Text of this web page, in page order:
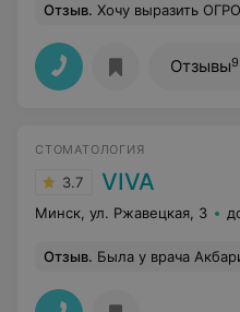
Отзыв. Хочу выразить ОГРОМНУЮ БЛАГОДАРНОСТЬ врачу-стоматологу-хирургу Виталию Николаевичу за безболезненное удаление моего зуба. По
Отзывы
СТОМАТОЛОГИЯ
3.7 VIVA
Минск, ул. Ржавецкая, 3
Отзыв. Была у врача Акбари Екатерины на приёме в клинике Вива. Пришла с диском с 3д снимком, уточнить нужно ли лечить и с проблемами с дёснами. На снимке врач проблем не увидела. Хотя в прошлой стоматологии сразу после этого снимка мне лечили два